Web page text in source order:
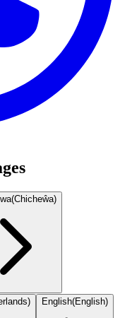
(Chicheŵa)
) English(English)